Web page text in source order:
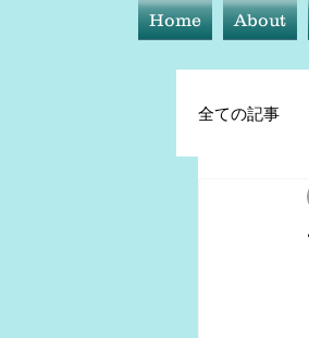
Home About
全ての記事
トレー